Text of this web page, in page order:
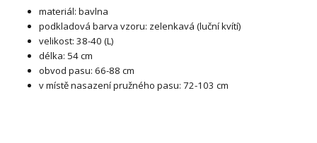
materiál: bavlna
podkladová barva vzoru: zelenkavá (luční kvítí)
velikost: 38-40 (L)
délka: 54 cm
obvod pasu: 66-88 cm
v místě nasazení pružného pasu: 72-103 cm